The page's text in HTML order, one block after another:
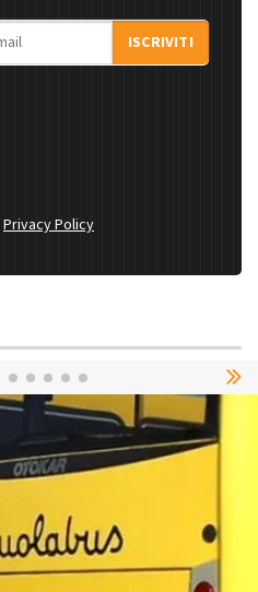
ISCRIVITI
Privacy Policy